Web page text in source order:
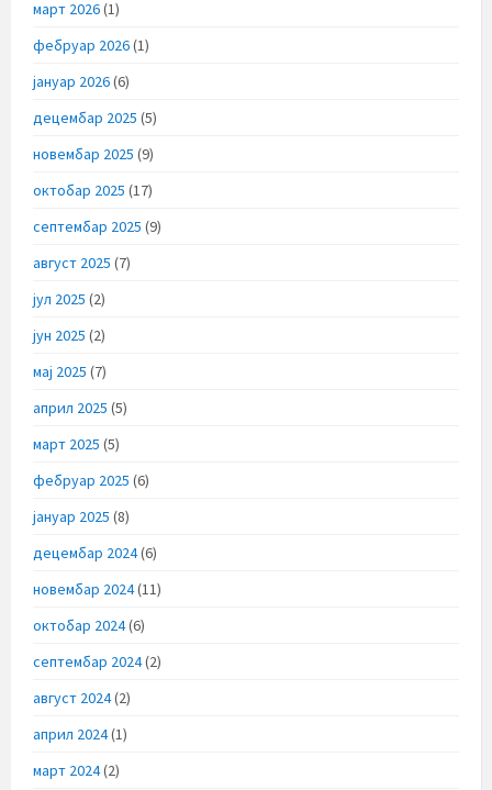
март 2026(1)
фебруар 2026(1)
јануар 2026(6)
децембар 2025 (5)
новембар 2025 (9)
октобар 2025 (17)
септембар 2025 (9)
август 2025 (7)
јул 2025 (2)
јун 2025 (2)
мај 2025 (7)
април 2025 (5)
март 2025 (5)
фебруар 2025 (6)
јануар 2025 (8)
децембар 2024(6)
новембар 2024(11)
октобар 2024(6)
септембар 2024(2)
август 2024(2)
април 2024(1)
март 2024(2)